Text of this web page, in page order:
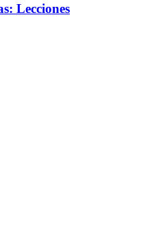
Lecciones